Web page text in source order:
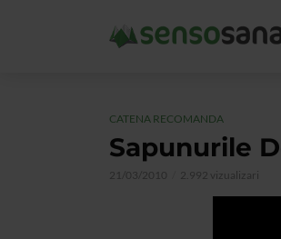
CATENA RECOMANDA
Sapunurile
21/03/2010 2.992 vizualizari